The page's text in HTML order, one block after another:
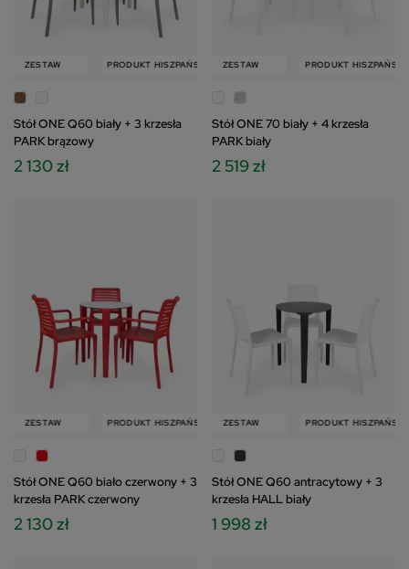
PRODUKT HISZPAŃSKI ZESTAW
Stół ONE Q60 biały + 3 krzesła
PARK brązowy
2 130 zł
PRODUKT HISZPAŃSKI ZESTAW PRODUKT HISZPAŃSKI
Stół ONE 70 biały + 4 krzesła
PARK biały
2 519 zł
PRODUKT HISZPAŃSKI ZESTAW
Stół ONE Q60 biało czerwony + 3
krzesła PARK czerwony
2 130 zł
PRODUKT HISZPAŃSKI ZESTAW PRODUKT HISZPAŃSKI
Stół ONE Q60 antracytowy + 3
krzesła HALL biały
1 998 zł